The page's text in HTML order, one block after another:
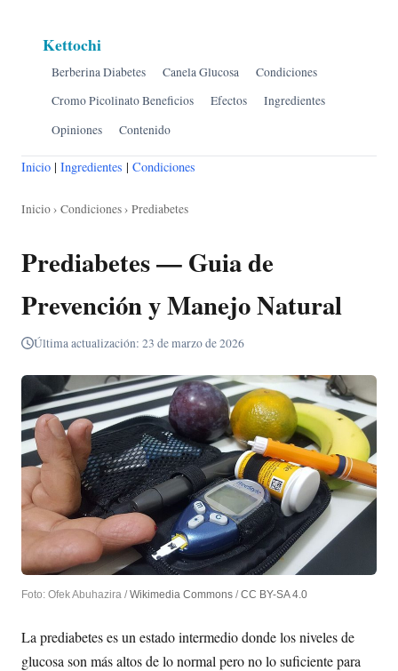
Kettochi
Berberina Diabetes Canela Glucosa
Condiciones
Cromo Picolinato Beneficios
Efectos
Ingredientes
Opiniones
Contenido
Inicio | Ingredientes | Condiciones
Inicio› Condiciones› Prediabetes
Prediabetes — Guia de
Prevención y Manejo Natural
Última actualización: 23 de marzo de 2026
Foto: Ofek Abuhazira / Wikimedia Commons / CC BY-SA 4.0
La prediabetes es un estado intermedio donde los niveles de
glucosa son más altos de lo normal pero no lo suficiente para